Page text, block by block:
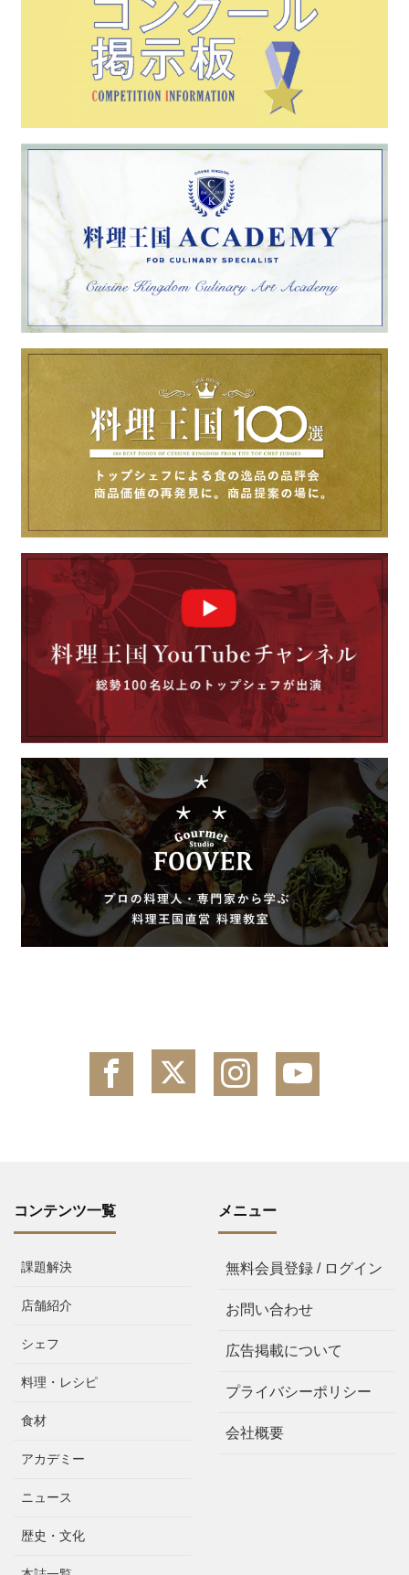
コンテンツ一覧
課題解決
店舗紹介
シェフ
料理・レシピ
食材
アカデミー
ニュース
歴史・文化
メニュー
無料会員登録 / ログイン
お問い合わせ
広告掲載について
プライバシーポリシー
会社概要